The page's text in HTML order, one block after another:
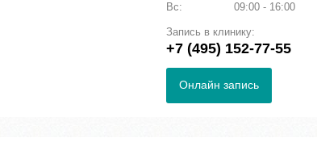
Вс:
09:00 - 16:00
Запись в клинику:
+7 (495) 152-77-55
Онлайн запись